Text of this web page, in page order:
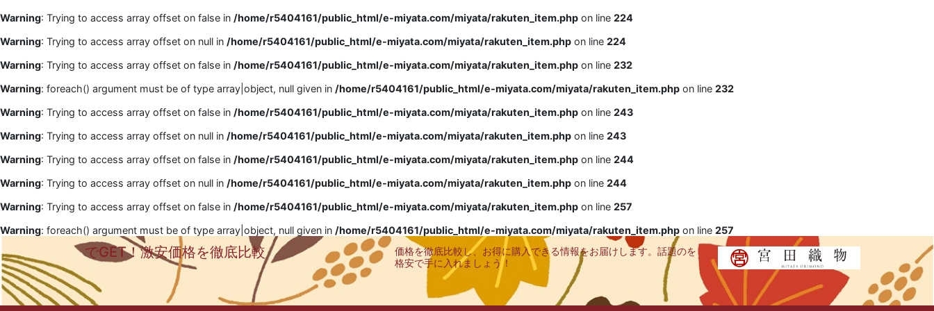
Warning: Trying to access array offset on false in /home/r5404161/public_html/e-miyata.com/miyata/rakuten_item.php on line 224
Warning: Trying to access array offset on null in /home/r5404161/public_html/e-miyata.com/miyata/rakuten_item.php on line 224
Warning: Trying to access array offset on false in /home/r5404161/public_html/e-miyata.com/miyata/rakuten_item.php on line 232
Warning: foreach() argument must be of type array|object, null given in /home/r5404161/public_html/e-miyata.com/miyata/rakuten_item.php on line 232
Warning: Trying to access array offset on false in /home/r5404161/public_html/e-miyata.com/miyata/rakuten_item.php on line 243
Warning: Trying to access array offset on null in /home/r5404161/public_html/e-miyata.com/miyata/rakuten_item.php on line 243
Warning: Trying to access array offset on false in /home/r5404161/public_html/e-miyata.com/miyata/rakuten_item.php on line 244
Warning: Trying to access array offset on null in /home/r5404161/public_html/e-miyata.com/miyata/rakuten_item.php on line 244
Warning: Trying to access array offset on false in /home/r5404161/public_html/e-miyata.com/miyata/rakuten_item.php on line 257
Warning: foreach() argument must be of type array|object, null given in /home/r5404161/public_html/e-miyata.com/miyata/rakuten_item.php on line 257
でGET！激安価格を徹底比較
価格を徹底比較し、お得に購入できる情報をお届けします。話題のを
格安で手に入れましょう！